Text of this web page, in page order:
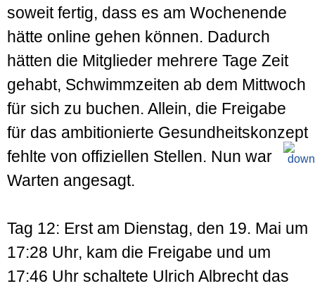
soweit fertig, dass es am Wochen­ende
hätte online gehen können. Dadurch
hätten die Mitglieder mehrere Tage Zeit
gehabt, Schwimmzeiten ab dem Mittwoch
für sich zu buchen. Allein, die Freigabe
für das ambitionierte Gesundheits­konzept
fehlte von offiziellen Stellen. Nun war
Warten angesagt.
Tag 12: Erst am Dienstag, den 19. Mai um
17:28 Uhr, kam die Freigabe und um
17:46 Uhr schaltete Ulrich Albrecht das